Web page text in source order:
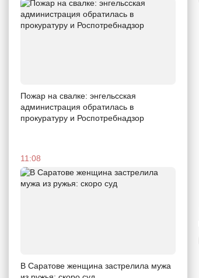
Пожар на свалке: энгельсская
администрация обратилась в
прокуратуру и Роспотребнадзор
11:08
В Саратове женщина застрелила мужа